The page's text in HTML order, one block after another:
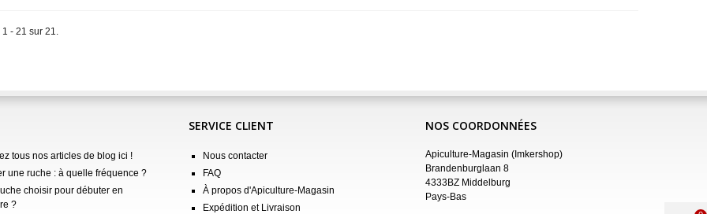
1 - 21 sur 21.
tous nos articles de blog ici !
une ruche : à quelle fréquence ?
choisir pour débuter en
?
SERVICE CLIENT
Nous contacter
FAQ
À propos d'Apiculture-Magasin
Expédition et Livraison
NOS COORDONNÉES
Apiculture-Magasin (Imkershop)
Brandenburglaan 8
4333BZ Middelburg
Pays-Bas